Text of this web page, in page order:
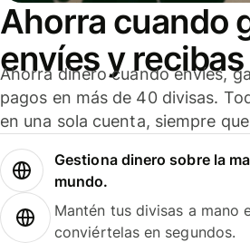
Ahorra cuando
envíes y
Ahorra dinero cuando envíes,
pagos en más de 40 divisas.
en una sola cuenta, siempre
Gestiona dinero sobre la
mundo.
Mantén tus divisas a mano
conviértelas en segundos.